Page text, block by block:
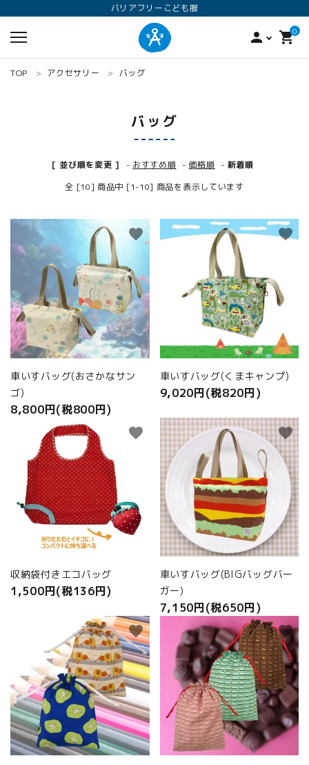
バリアフリーこども服
person 0
shopping_cart
オプション加工
ANGEL KIDS WEARのこだわり
商品カテゴリから選ぶ
ACCOUNT MENU
meeting_room 新規会員登録
TOP アクセサリー バッグ
バッグ
[ 並び順を変更 ] - おすすめ順 -価格順 - 新着順
全 [10] 商品中 [1-10] 商品を表示しています
車いすバッグ(おさかなサン
ゴ)
8,800円(税800円)
favorite
車いすバッグ(くまキャンプ)
9,020円(税820円)
favorite
収納袋付きエコバッグ
1,500円(税136円)
favorite
車いすバッグ(BIGバッグバー
ガー)
7,150円(税650円)
favorite
favorite favorite